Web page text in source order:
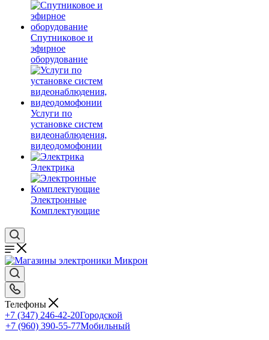
Спутниковое и
эфирное
оборудование
Услуги по
установке систем
видеонаблюдения,
видеодомофонии
Электрика
Электронные
Комплектующие
Телефоны
+7 (347) 246-42-20Городской
+7 (960) 390-55-77Мобильный